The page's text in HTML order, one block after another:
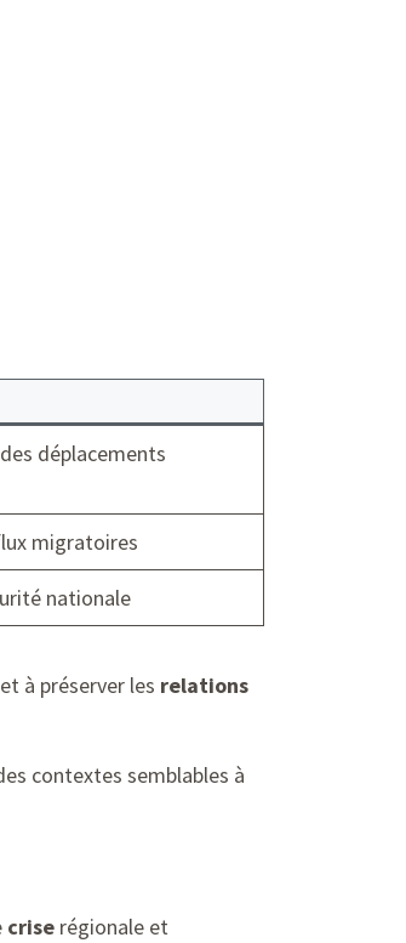
déplacements
migratoires
nationale
à préserver les relations
contextes semblables à
crise régionale et